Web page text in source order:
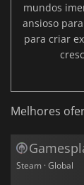
mundos
ansioso
para criar
Melhores
Steam · Global